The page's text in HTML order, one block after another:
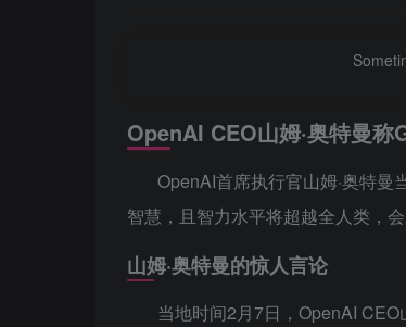
OpenAI CEO山姆·奥特曼称
OpenAI首席执行官山姆·奥特曼
智慧，且智力水平将超越全人类，
山姆·奥特曼的惊人言论
当地时间2月7日，OpenAI CEO